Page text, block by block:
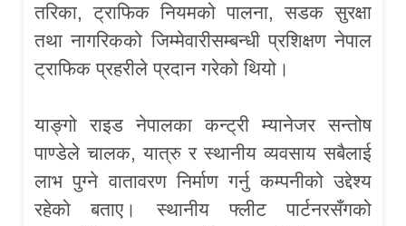
तरिका, ट्राफिक नियमको पालना, सडक सुरक्षा
तथा नागरिकको जिम्मेवारीसम्बन्धी प्रशिक्षण नेपाल
ट्राफिक प्रहरीले प्रदान गरेको थियो।
याङ्गो राइड नेपालका कन्ट्री म्यानेजर सन्तोष
पाण्डेले चालक, यात्रु र स्थानीय व्यवसाय सबैलाई
लाभ पुग्ने वातावरण निर्माण गर्नु कम्पनीको उद्देश्य
रहेको बताए। स्थानीय फ्लीट पार्टनरसँगको